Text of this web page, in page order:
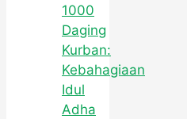
1000
Daging
Kurban:
Kebahagiaan
Idul
Adha